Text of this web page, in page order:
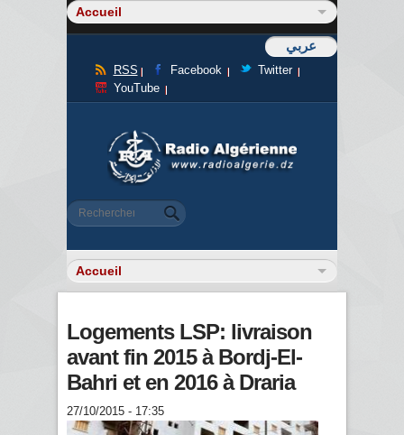
عربي
RSS Facebook
Twitter
YouTube
Formulaire de recherche
Rechercher
Logements LSP: livraison
avant fin 2015 à Bordj-El-
Bahri et en 2016 à Draria
27/10/2015 - 17:35